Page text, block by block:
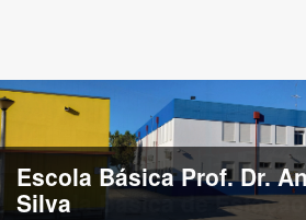
Escola Básica de Estação